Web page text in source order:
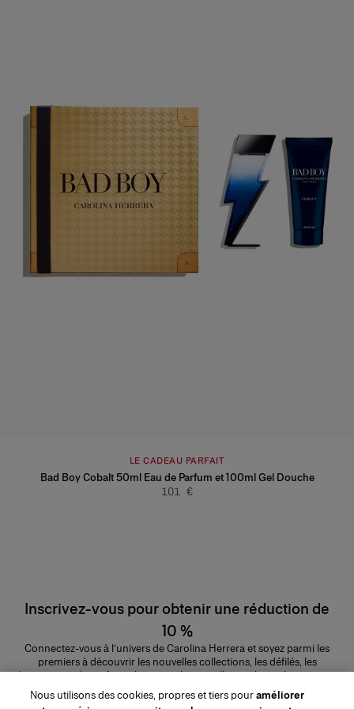
LE CADEAU PARFAIT
Bad Boy Cobalt 50ml Eau de Parfum et 100ml Gel Douche
101 €
Inscrivez-vous pour obtenir une réduction de
10 %
Connectez-vous à l’univers de Carolina Herrera et soyez parmi les
premiers à découvrir les nouvelles collections, les défilés, les
lancements de parfums, les conseils maquillage et bien plus encore.
Adresse e-mail
Nous utilisons des cookies, propres et tiers pouraméliorer